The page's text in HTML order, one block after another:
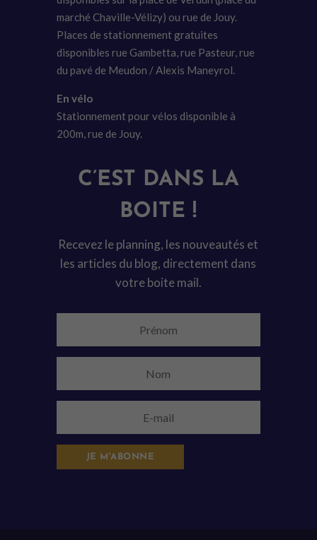
marché Chaville-Vélizy) ou rue de Jouy.
Places de stationnement gratuites
disponibles rue Gambetta, rue Pasteur, rue
du pavé de Meudon / Alexis Maneyrol.
En vélo
Stationnement pour vélos disponible à
200m, rue de Jouy.
C’EST DANS LA
BOITE !
Recevez le planning, les nouveautés et
les articles du blog, directement dans
votre boite mail.
JE M'ABONNE